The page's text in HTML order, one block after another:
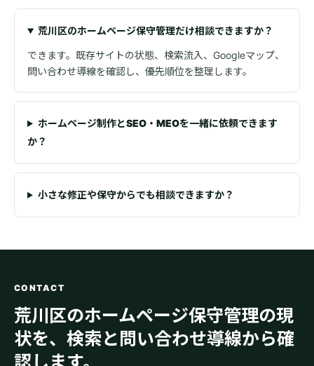
荒川区のホームページ保守管理だけ相談できますか？
できます。既存サイトの状態、検索流入、Googleマップ、
問い合わせ導線を確認し、優先順位を整理します。
ホームページ制作とSEO・MEOを一緒に依頼できます
か？
小さな修正や保守からでも相談できますか？
CONTACT
荒川区のホームページ保守管理の現
状を、検索と問い合わせ導線から確
認します。